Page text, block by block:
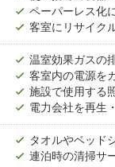
ペーパーレス化
客室にリサイク
温室効果ガスの
客室内の電源を
施設で使用する
電力会社を再生
タオルやベッド
連泊時の清掃サ